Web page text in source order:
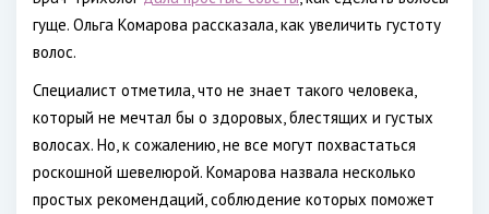
гуще. Ольга Комарова рассказала, как увеличить густоту
волос.
Специалист отметила, что не знает такого человека,
который не мечтал бы о здоровых, блестящих и густых
волосах. Но, к сожалению, не все могут похвастаться
роскошной шевелюрой. Комарова назвала несколько
простых рекомендаций, соблюдение которых поможет